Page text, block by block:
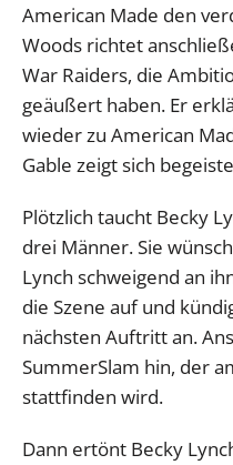
American Made den
Woods richtet
War Raiders, die
geäußert haben. Er
wieder zu American
Gable zeigt sich
Plötzlich taucht Becky
drei Männer. Sie
Lynch schweigend an
die Szene auf und
nächsten Auftritt an.
SummerSlam hin, der
stattfinden wird.
Dann ertönt Becky